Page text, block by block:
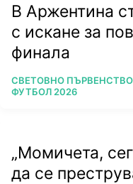
В Аржентина
с искане за
финала
ПОВЕЧЕ ОТ
СВЕТОВНО
ФУТБОЛ 2026
„Момичета,
да се